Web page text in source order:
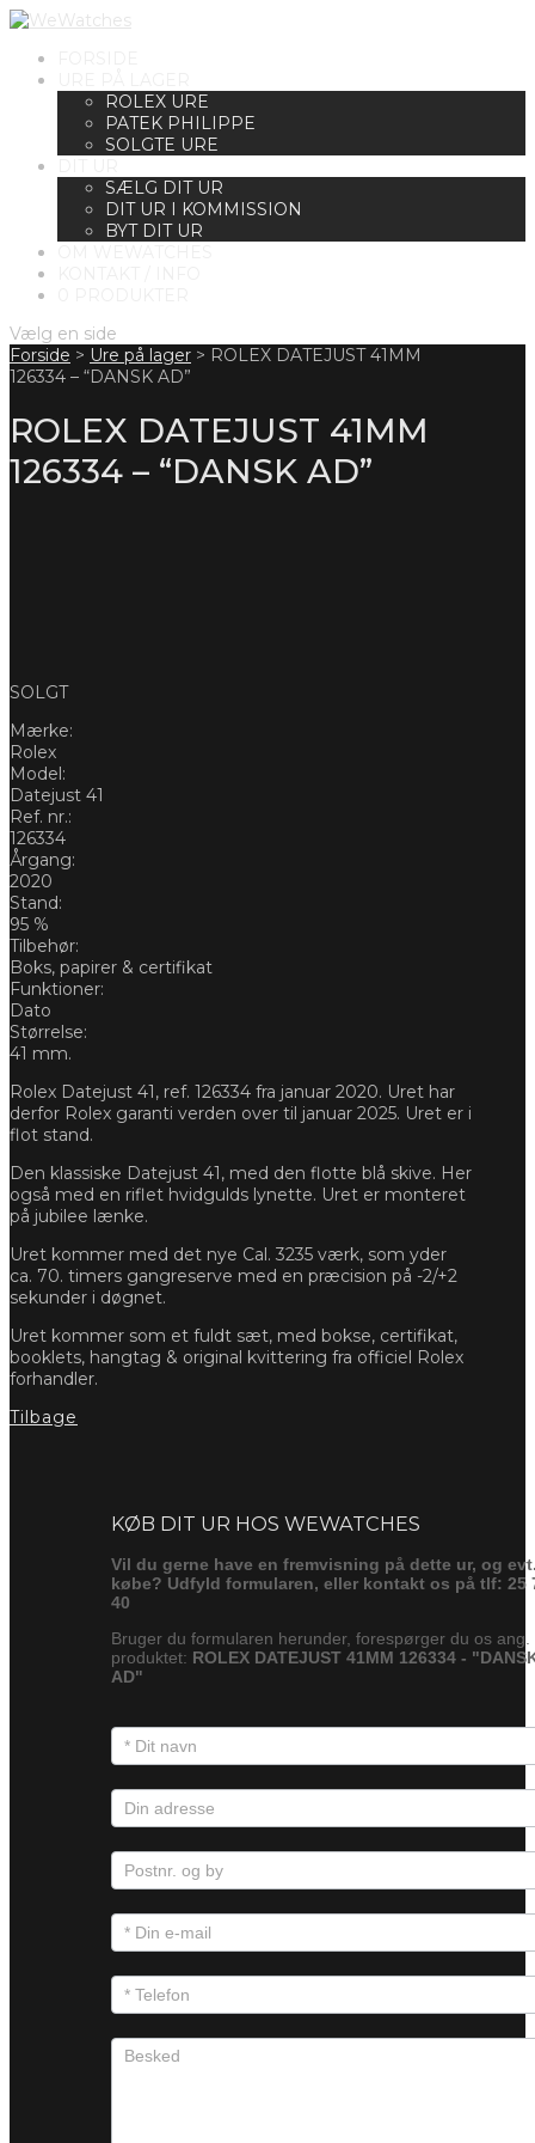
ROLEX URE
PATEK PHILIPPE
SOLGTE URE
SÆLG DIT UR
DIT UR I KOMMISSION
BYT DIT UR
Vælg en side
Forside > Ure på lager > ROLEX DATEJUST 41MM
126334 – “DANSK AD”
ROLEX DATEJUST 41MM
126334 – “DANSK AD”
SOLGT
Mærke:
Rolex
Model:
Datejust 41
Ref. nr.:
126334
Årgang:
2020
Stand:
95 %
Tilbehør:
Boks, papirer & certifikat
Funktioner:
Dato
Størrelse:
41 mm.
Rolex Datejust 41, ref. 126334 fra januar 2020. Uret har
derfor Rolex garanti verden over til januar 2025. Uret er i
flot stand.
Den klassiske Datejust 41, med den flotte blå skive. Her
også med en riflet hvidgulds lynette. Uret er monteret
på jubilee lænke.
Uret kommer med det nye Cal. 3235 værk, som yder
ca. 70. timers gangreserve med en præcision på -2/+2
sekunder i døgnet.
Uret kommer som et fuldt sæt, med bokse, certifikat,
booklets, hangtag & original kvittering fra officiel Rolex
forhandler.
Tilbage
KØB DIT UR HOS WEWATCHES
Vil du gerne have en fremvisning på dette ur, og
købe? Udfyld formularen, eller kontakt os på tlf: 25
40
Bruger du formularen herunder, forespørger du os ang.
produktet: ROLEX DATEJUST 41MM 126334 -
AD"